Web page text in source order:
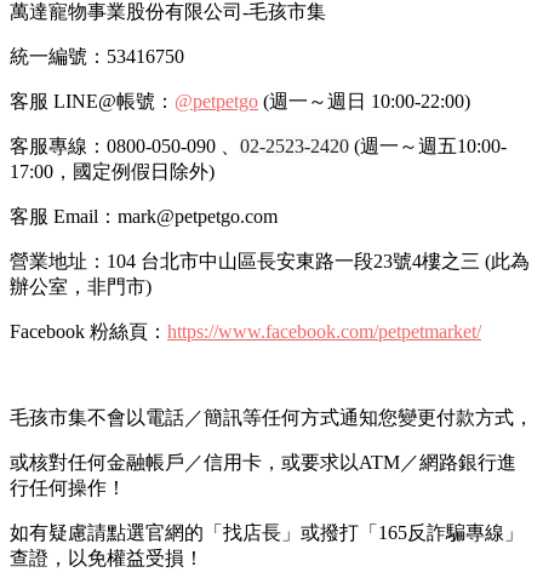
萬達寵物事業股份有限公司-毛孩市集
統一編號：53416750
客服 LINE@帳號： @petpetgo (週一～週日 10:00-22:00)
客服專線：0800-050-090 、 02-2523-2420 (週一～週五10:00-
17:00，國定例假日除外)
客服 Email：mark@petpetgo.com
營業地址：104 台北市中山區長安東路一段23號4樓之三 (此為
辦公室，非門市)
Facebook 粉絲頁： https://www.facebook.com/petpetmarket/
毛孩市集不會以電話／簡訊等任何方式通知您變更付款方式，
或核對任何金融帳戶／信用卡，或要求以ATM／網路銀行進
行任何操作！
如有疑慮請點選官網的「找店長」或撥打「165反詐騙專線」
查證，以免權益受損！